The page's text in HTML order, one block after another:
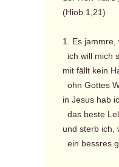
(Hiob 1,21)
1. Es jammre,
ich will mich
mit fällt kein
ohn Gottes
in Jesus hab
das beste
und sterb ich,
ein bessres